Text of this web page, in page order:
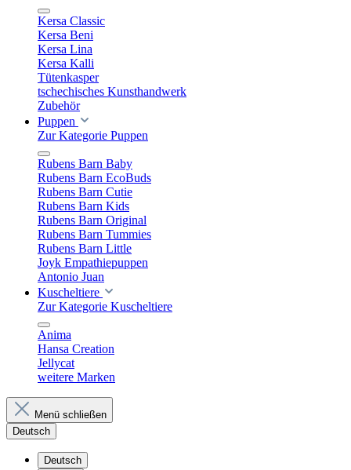
Kersa Classic
Kersa Beni
Kersa Lina
Kersa Kalli
Tütenkasper
tschechisches Kunsthandwerk
Zubehör
Puppen
Zur Kategorie Puppen
Rubens Barn Baby
Rubens Barn EcoBuds
Rubens Barn Cutie
Rubens Barn Kids
Rubens Barn Original
Rubens Barn Tummies
Rubens Barn Little
Joyk Empathiepuppen
Antonio Juan
Kuscheltiere
Zur Kategorie Kuscheltiere
Anima
Hansa Creation
Jellycat
weitere Marken
Menü schließen
Deutsch
Deutsch